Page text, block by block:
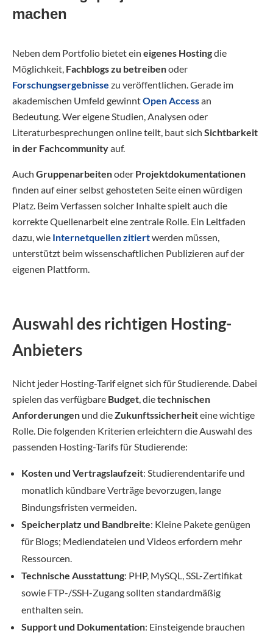
machen
Neben dem Portfolio bietet ein eigenes Hostingdie
Möglichkeit, Fachblogs zu betreibenoder
Forschungsergebnisse zu veröffentlichen. Gerade im
akademischen Umfeld gewinntOpen Accessan
Bedeutung. Wer eigene Studien, Analysen oder
Literaturbesprechungen online teilt, baut sich Sichtbarkeit
in der Fachcommunityauf.
Auch Gruppenarbeitenoder Projektdokumentationen
finden auf einer selbst gehosteten Seite einen würdigen
Platz. Beim Verfassen solcher Inhalte spielt auch die
korrekte Quellenarbeit eine zentrale Rolle. Ein Leitfaden
dazu, wie Internetquellen zitiertwerden müssen,
unterstützt beim wissenschaftlichen Publizieren auf der
eigenen Plattform.
Auswahl des richtigen Hosting-
Anbieters
Nicht jeder Hosting-Tarif eignet sich für Studierende. Dabei
spielen das verfügbare Budget, dietechnischen
Anforderungen und dieZukunftssicherheiteine wichtige
Rolle. Die folgenden Kriterien erleichtern die Auswahl des
passenden Hosting-Tarifs für Studierende:
Kosten und Vertragslaufzeit: Studierendentarife und
monatlich kündbare Verträge bevorzugen, lange
Bindungsfristen vermeiden.
Speicherplatz und Bandbreite: Kleine Pakete genügen
für Blogs; Mediendateien und Videos erfordern mehr
Ressourcen.
Technische Ausstattung: PHP, MySQL, SSL-Zertifikat
sowie FTP-/SSH-Zugang sollten standardmäßig
enthalten sein.
Support und Dokumentation: Einsteigende brauchen